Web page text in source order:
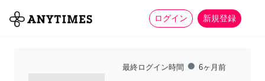
ログイン 新規登録
全て 家事 more_horiz
最終ログイン時間 fiber_manual_record 6ヶ月前